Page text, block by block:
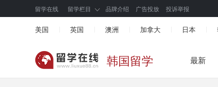
留学在线 留学栏目 品牌介绍 广告投放 投诉举报
美国 英国 澳洲 加拿大 日本
韩国留学 最新